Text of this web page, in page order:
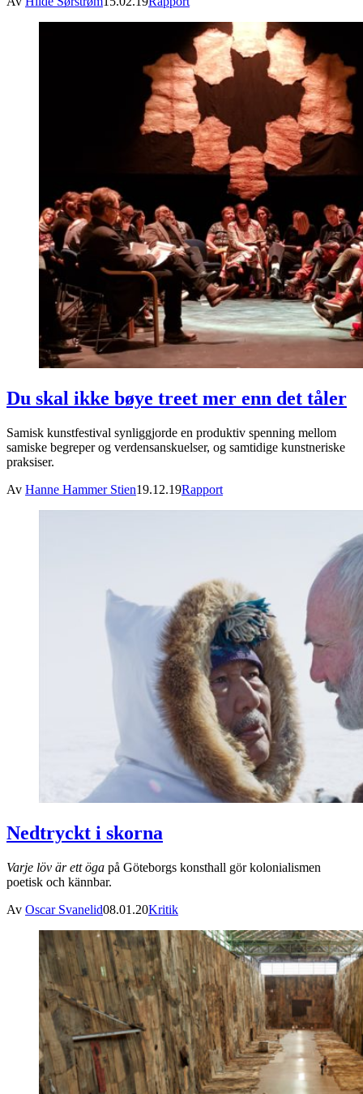
Du skal ikke bøye treet mer enn det tåler
Samisk kunstfestival synliggjorde en produktiv spenning mellom
samiske begreper og verdensanskuelser, og samtidige kunstneriske
praksiser.
Av Hanne Hammer Stien19.12.19Rapport
Nedtryckt i skorna
Varje löv är ett öga på Göteborgs konsthall gör kolonialismen
poetisk och kännbar.
Av Oscar Svanelid08.01.20Kritik